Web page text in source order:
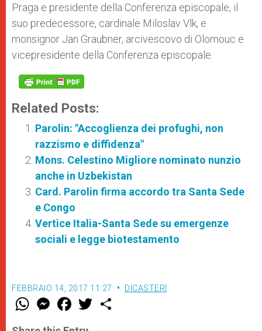
Praga e presidente della Conferenza episcopale, il
suo predecessore, cardinale Miloslav Vlk, e
monsignor Jan Graubner, arcivescovo di Olomouc e
vicepresidente della Conferenza episcopale.
Related Posts:
Parolin: "Accoglienza dei profughi, non
razzismo e diffidenza"
Mons. Celestino Migliore nominato nunzio
anche in Uzbekistan
Card. Parolin firma accordo tra Santa Sede
e Congo
Vertice Italia-Santa Sede su emergenze
sociali e legge biotestamento
FEBBRAIO 14, 2017 11:27 DICASTERI
W
t
M
e
s
F
a
e
w